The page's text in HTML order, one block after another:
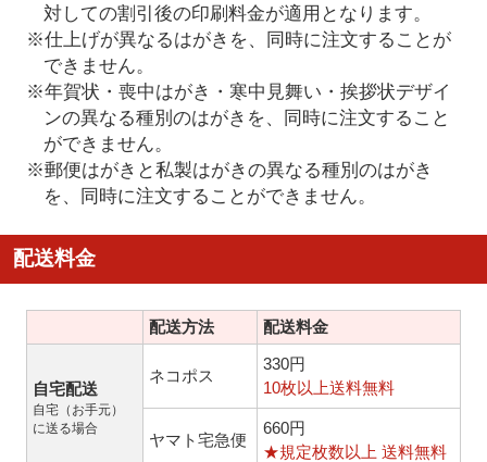
対しての割引後の印刷料金が適用となります。
※仕上げが異なるはがきを、同時に注文することが
できません。
※年賀状・喪中はがき・寒中見舞い・挨拶状デザイ
ンの異なる種別のはがきを、同時に注文すること
ができません。
※郵便はがきと私製はがきの異なる種別のはがき
を、同時に注文することができません。
配送料金
配送方法 配送料金
自宅配送
自宅（お手元）
に送る場合
ネコポス
330円
10枚以上送料無料
ヤマト宅急便
660円
★規定枚数以上 送料無料